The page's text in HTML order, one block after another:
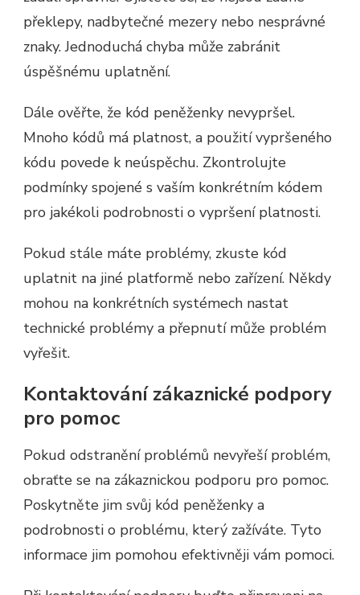
překlepy, nadbytečné mezery nebo nesprávné
znaky. Jednoduchá chyba může zabránit
úspěšnému uplatnění.
Dále ověřte, že kód peněženky nevypršel.
Mnoho kódů má platnost, a použití vypršeného
kódu povede k neúspěchu. Zkontrolujte
podmínky spojené s vaším konkrétním kódem
pro jakékoli podrobnosti o vypršení platnosti.
Pokud stále máte problémy, zkuste kód
uplatnit na jiné platformě nebo zařízení. Někdy
mohou na konkrétních systémech nastat
technické problémy a přepnutí může problém
vyřešit.
Kontaktování zákaznické podpory
pro pomoc
Pokud odstranění problémů nevyřeší problém,
obraťte se na zákaznickou podporu pro pomoc.
Poskytněte jim svůj kód peněženky a
podrobnosti o problému, který zažíváte. Tyto
informace jim pomohou efektivněji vám pomoci.